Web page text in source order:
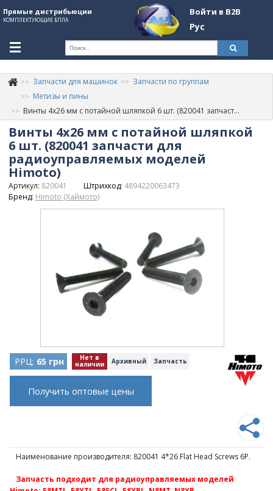
Прямые дистрибьюции
КОМПЛЕКТУЮЩИЕ БПЛА
Войти в B2B
Рус
+380507774092
Информация о компании
About Company
Обзоры
Категории
Запчасти для машинок
Запчасти по группам
Метизы и пины
Винты 4х26 мм с потайной шляпкой 6 шт. (820041 запчасти для радиоуправляемых моделей Himoto)
Винты 4х26 мм с потайной шляпкой
6 шт. (820041 запчасти для
радиоуправляемых моделей
Himoto)
Артикул: 820041 Штрихкод: 4894220063473
Бренд: Himoto (Хаймото)
РРЦ: 65 грн Нет в
наличии Архивный Запчасть
Получить оптовые цены
Наименование производителя: 820041 4*26 Flat Head Screws 6P.
Запчасть подходит для радиоуправляемых моделей